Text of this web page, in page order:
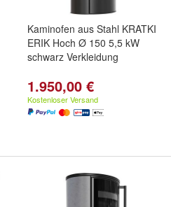
Kaminofen aus Stahl KRATKI
ERIK Hoch Ø 150 5,5 kW
schwarz Verkleidung
1.950,00 €
Kostenloser Versand